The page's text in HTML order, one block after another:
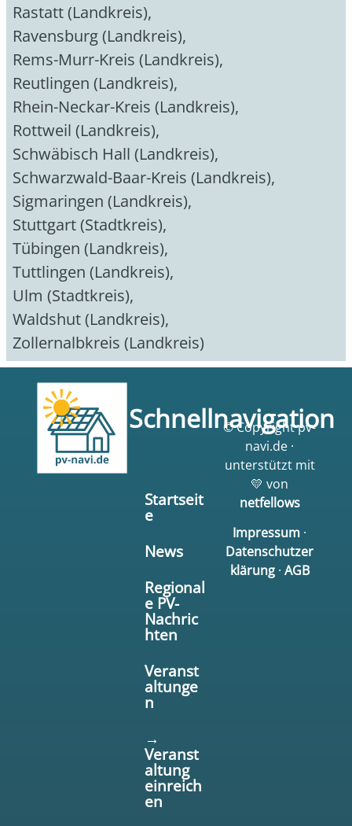
Rastatt (Landkreis),
Ravensburg (Landkreis),
Rems-Murr-Kreis (Landkreis),
Reutlingen (Landkreis),
Rhein-Neckar-Kreis (Landkreis),
Rottweil (Landkreis),
Schwäbisch Hall (Landkreis),
Schwarzwald-Baar-Kreis (Landkreis),
Sigmaringen (Landkreis),
Stuttgart (Stadtkreis),
Tübingen (Landkreis),
Tuttlingen (Landkreis),
Ulm (Stadtkreis),
Waldshut (Landkreis),
Zollernalbkreis (Landkreis)
Schnellnavigation
Startseit
e
News
Regional
e PV-
Nachric
hten
Veranst
altunge
n
→
Veranst
altung
einreich
en
© Copyright pv-
navi.de ·
unterstützt mit
💛 von
netfellows
Impressum ·
Datenschutzer
klärung· AGB